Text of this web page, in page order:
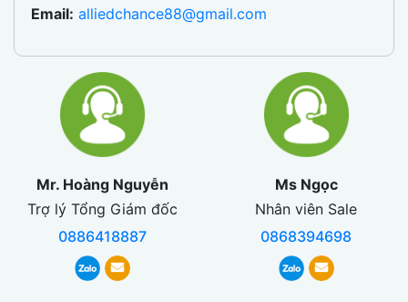
Email: alliedchance88@gmail.com
Mr. Hoàng Nguyễn
Trợ lý Tổng Giám đốc
0886418887
Ms Ngọc
Nhân viên Sale
0868394698